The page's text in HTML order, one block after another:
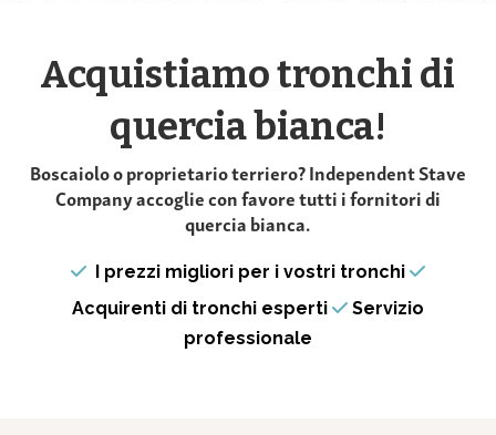
Acquistiamo tronchi di
quercia bianca!
Boscaiolo o proprietario terriero? Independent Stave
Company accoglie con favore tutti i fornitori di
quercia bianca.
I prezzi migliori per i vostri tronchi
Acquirenti di tronchi esperti
Servizio
professionale